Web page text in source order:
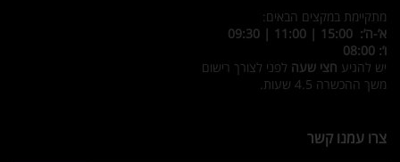
מתקיימת במקצים הבאים:
א’-ה’: 15:00 | 11:00 | 09:30
ו’: 08:00
יש להגיע חצי שעה לפני לצורך רישום
משך ההכשרה 4.5 שעות.
צרו עמנו קשר